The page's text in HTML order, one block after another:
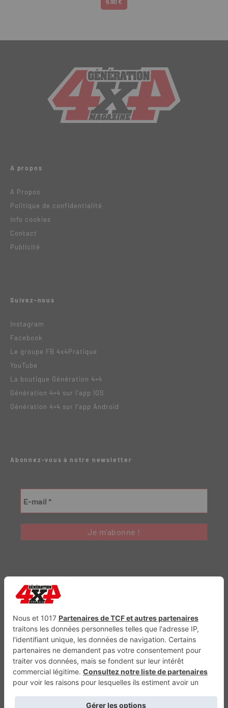
6.90 €
A propos
A Propos
Politique de confidentialité
Info cookies
Contact
Publicité
Suivez-nous
Instagram
Facebook
Le groupe FB 4x4Pratique
YouTube
La boutique Génération 4×4
Génération 4×4 sur l’app IOS
Génération 4×4 sur l’app Android
Abonnez-vous à notre newsletter
MX2K Enduro Mag Trail Adventure Trial Mag Sport-Bikes
Boutique CPPRESSE Maisons A Vivre
Retour en haut